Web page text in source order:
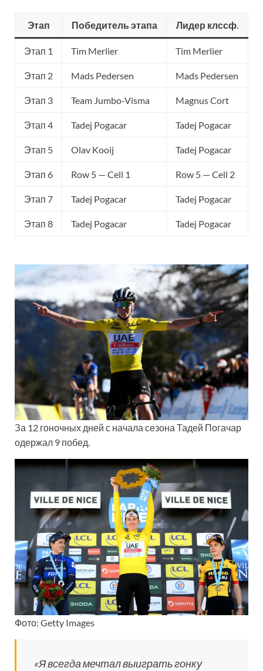
Этап Победитель этапа Лидер клссф.
Этап 1 Tim Merlier Tim Merlier
Этап 2 Mads Pedersen Mads Pedersen
Этап 3 Team Jumbo-Visma Magnus Cort
Этап 4 Tadej Pogacar Tadej Pogacar
Этап 5 Olav Kooij Tadej Pogacar
Этап 6 Row 5 — Cell 1 Row 5 — Cell 2
Этап 7 Tadej Pogacar Tadej Pogacar
Этап 8 Tadej Pogacar Tadej Pogacar
За 12 гоночных дней с начала сезона Тадей Погачар
одержал 9 побед.
Фото: Getty Images
«Я всегда мечтал выиграть гонку